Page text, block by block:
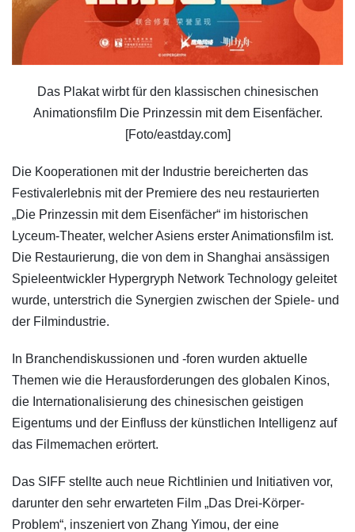
Das Plakat wirbt für den klassischen chinesischen
Animationsfilm Die Prinzessin mit dem Eisenfächer.
[Foto/eastday.com]
Die Kooperationen mit der Industrie bereicherten das
Festivalerlebnis mit der Premiere des neu restaurierten
„Die Prinzessin mit dem Eisenfächer“ im historischen
Lyceum-Theater, welcher Asiens erster Animationsfilm ist.
Die Restaurierung, die von dem in Shanghai ansässigen
Spieleentwickler Hypergryph Network Technology geleitet
wurde, unterstrich die Synergien zwischen der Spiele- und
der Filmindustrie.
In Branchendiskussionen und -foren wurden aktuelle
Themen wie die Herausforderungen des globalen Kinos,
die Internationalisierung des chinesischen geistigen
Eigentums und der Einfluss der künstlichen Intelligenz auf
das Filmemachen erörtert.
Das SIFF stellte auch neue Richtlinien und Initiativen vor,
darunter den sehr erwarteten Film „Das Drei-Körper-
Problem“, inszeniert von Zhang Yimou, der eine